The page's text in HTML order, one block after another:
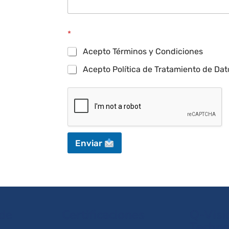
*
Acepto Términos y Condiciones
Acepto Política de Tratamiento de
Enviar